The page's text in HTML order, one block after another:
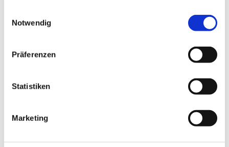
Notwendig
Präferenzen
Statistiken
Marketing